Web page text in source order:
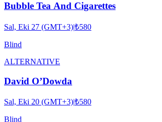
Bubble Tea And Cigarettes
Sal, Eki 27 (GMT+3)|₺580
Blind
ALTERNATIVE
David O’Dowda
Sal, Eki 20 (GMT+3)|₺580
Blind